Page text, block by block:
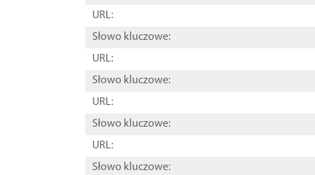
URL:
Słowo kluczowe:
URL:
Słowo kluczowe:
URL:
Słowo kluczowe:
URL:
Słowo kluczowe: